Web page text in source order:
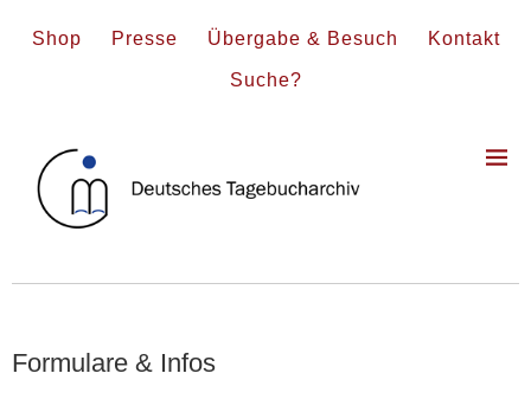
Shop Presse Übergabe & Besuch Kontakt
Suche?
Formulare & Infos